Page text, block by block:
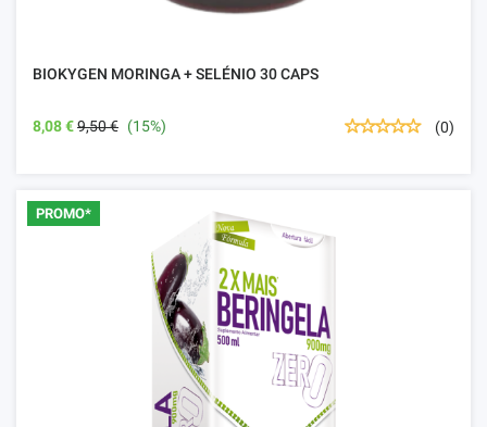
BIOKYGEN MORINGA + SELÉNIO 30 CAPS
8,08 €9,50 € (15%) (0)
PROMO*